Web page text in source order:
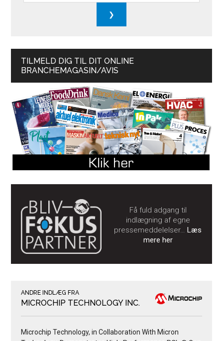
TILMELD DIG TIL DIT ONLINE
BRANCHEMAGASIN/AVIS
Få fuld adgang til
indlægning af egne
pressemeddelelser…Læs
mere her
ANDRE INDLÆG FRA
MICROCHIP TECHNOLOGY INC.
Microchip Technology, in Collaboration With Micron